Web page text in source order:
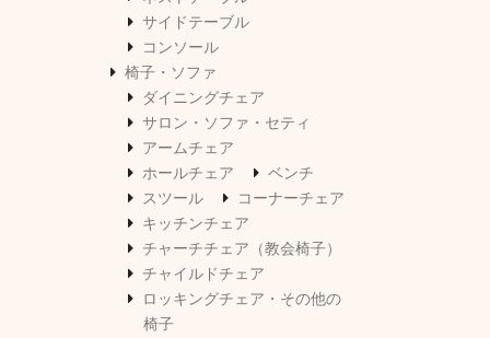
サイドテーブル
コンソール
椅子・ソファ
ダイニングチェア
サロン・ソファ・セティ
アームチェア
ホールチェア
ベンチ
スツール
コーナーチェア
キッチンチェア
チャーチチェア（教会椅子）
チャイルドチェア
ロッキングチェア・その他の
椅子